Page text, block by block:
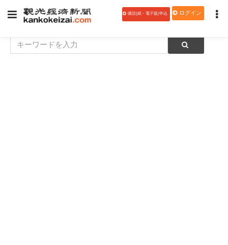
購読(紙・電子版)申込 ログイン